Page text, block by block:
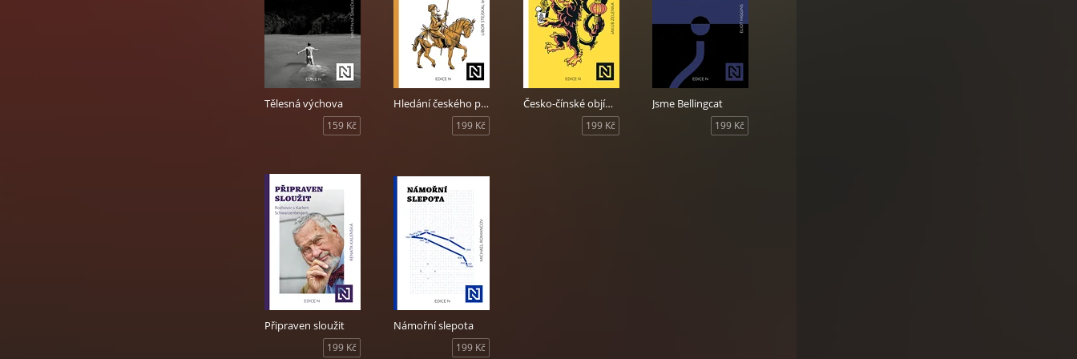
Tělesná výchova
159 Kč
Hledání českého příběhu
199 Kč
Česko-čínské objímání
199 Kč
Jsme Bellingcat
199 Kč
Připraven sloužit
199 Kč
Námořní slepota
199 Kč